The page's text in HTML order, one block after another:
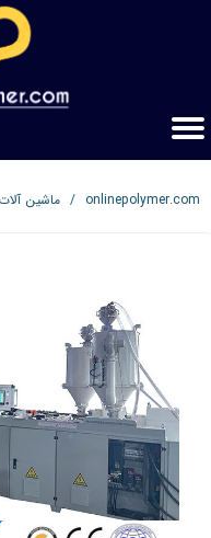
سفارشات
خروج از حساب کاربری
onlinepolymer.com ماشین آلات